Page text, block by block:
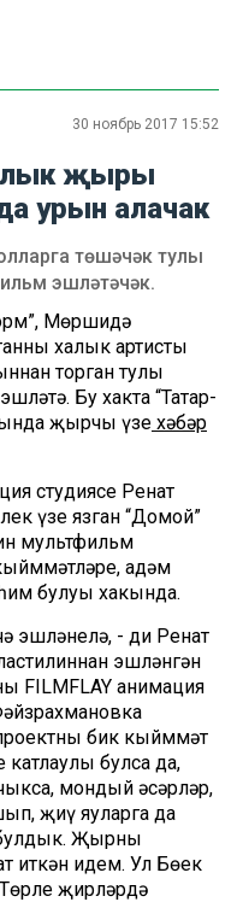
30 ноябрь 2017 15:52
җыры
урын алачак
төшәчәк тулы
эшләтәчәк.
Мөршидә
халык артисты
торган тулы
Бу хакта “Татар-
җырчы үзе хәбәр
студиясе Ренат
үзе язган “Домой”
мультфильм
адәм
булуы хакында.
эшләнелә, - ди Ренат
эшләнгән
FILMFLAY анимация
бик кыйммәт
катлаулы булса да,
мондый әсәрләр,
җиңү яуларга да
Җырның
иткән идем. Ул Бөек
җирләрдә